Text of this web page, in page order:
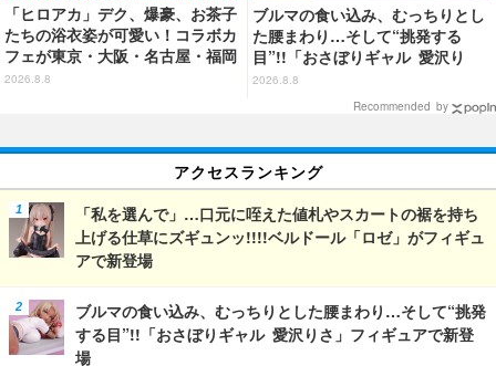
「ヒロアカ」デク、爆豪、お茶子
たちの浴衣姿が可愛い！コラボカ
フェが東京・大阪・名古屋・福岡
で開催
2026.8.8
ブルマの食い込み、むっちりとし
た腰まわり…そして“挑発する
目”!!「おさぼりギャル 愛沢り
さ」フィギュアで新登場
2026.8.8
Recommended by
アクセスランキング
「私を選んで」…口元に咥えた値札やスカートの裾を持ち
上げる仕草にズギュンッ!!!!ベルドール「ロゼ」がフィギュ
アで新登場
ブルマの食い込み、むっちりとした腰まわり…そして“挑発
する目”!!「おさぼりギャル 愛沢りさ」フィギュアで新登
場